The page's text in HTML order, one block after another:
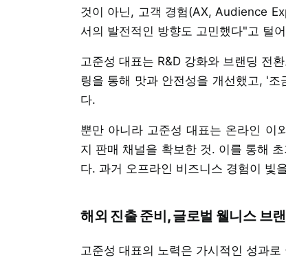
것이 아닌, 고객 경험(AX, Audience
서의 발전적인 방향도 고민했다"고 털
고준성 대표는 R&D 강화와 브랜딩 전
링을 통해 맛과 안전성을 개선했고, '
다.
뿐만 아니라 고준성 대표는 온라인 이
지 판매 채널을 확보한 것. 이를 통해
다. 과거 오프라인 비즈니스 경험이 빛
해외 진출 준비, 글로벌 웰니스 브
고준성 대표의 노력은 가시적인 성과